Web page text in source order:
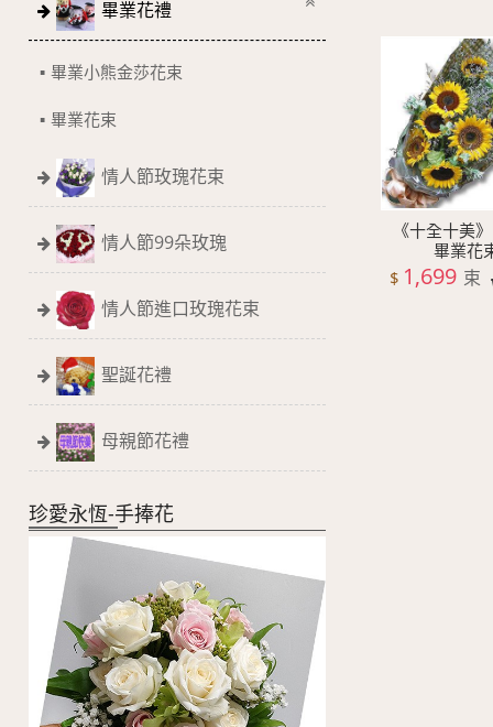
畢業花禮
畢業小熊金莎花束
畢業花束
情人節玫瑰花束
情人節99朵玫瑰
情人節進口玫瑰花束
聖誕花禮
母親節花禮
珍愛永恆-手捧花
《十全十美
畢業花
$ 1,699 束